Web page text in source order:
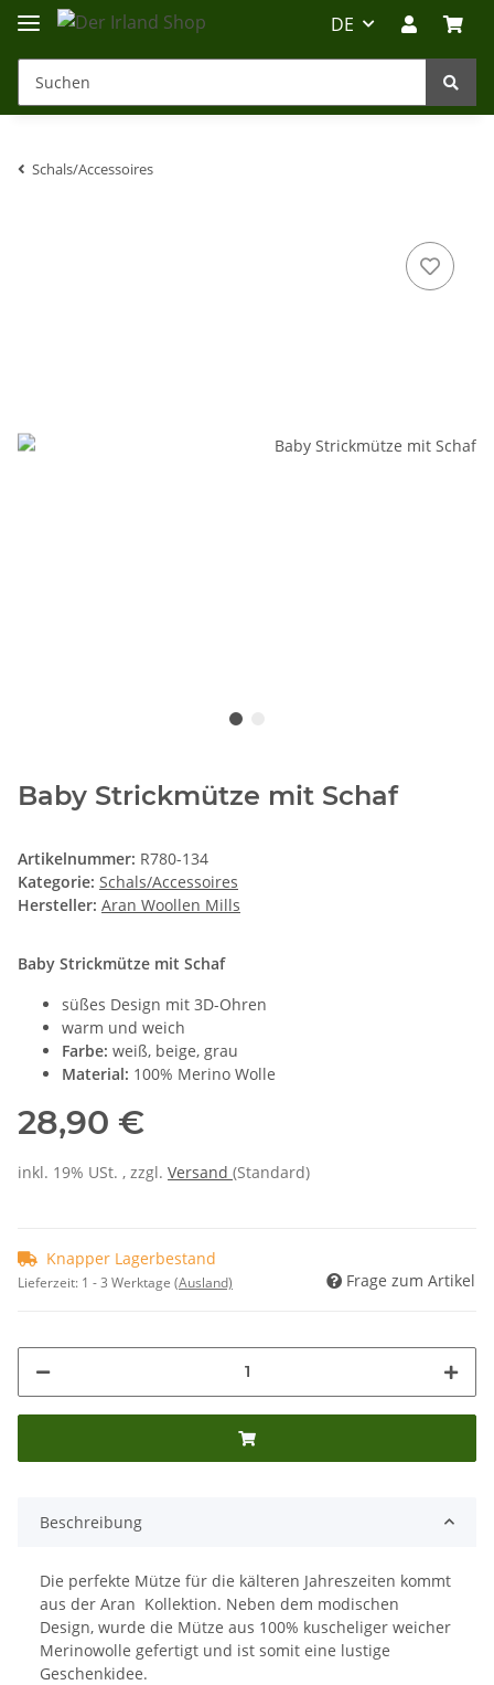
DE
Schals/Accessoires
Baby Strickmütze mit Schaf
Artikelnummer: R780-134
Kategorie: Schals/Accessoires
Hersteller: Aran Woollen Mills
Baby Strickmütze mit Schaf
süßes Design mit 3D-Ohren
warm und weich
Farbe: weiß, beige, grau
Material: 100% Merino Wolle
28,90 €
inkl. 19% USt. , zzgl. Versand (Standard)
Knapper Lagerbestand
Lieferzeit: 1 - 3 Werktage (Ausland) Frage zum Artikel
Beschreibung
Die perfekte Mütze für die kälteren Jahreszeiten kommt
aus der Aran Kollektion. Neben dem modischen
Design, wurde die Mütze aus 100% kuscheliger weicher
Merinowolle gefertigt und ist somit eine lustige
Geschenkidee.